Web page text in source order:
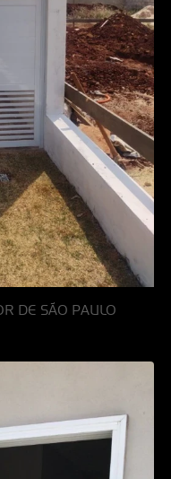
DE SÃO PAULO